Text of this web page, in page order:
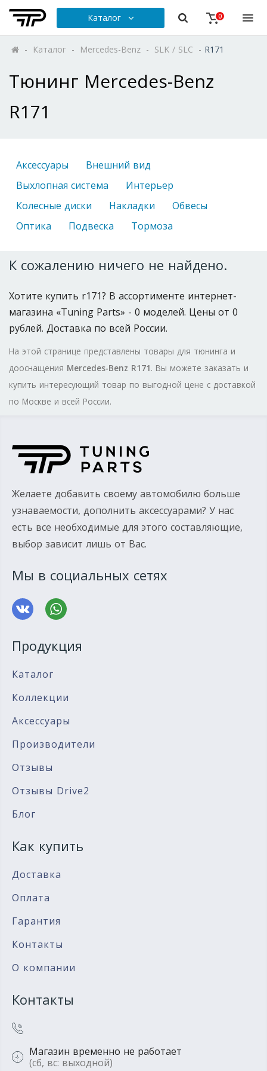
Каталог 0
- Каталог - Mercedes-Benz - SLK / SLC - R171
Тюнинг Mercedes-Benz
R171
Аксессуары
Внешний вид
Выхлопная система
Интерьер
Колесные диски
Накладки
Обвесы
Оптика
Подвеска Тормоза
К сожалению ничего не найдено.
Хотите купить r171? В ассортименте интернет-
магазина «Tuning Parts» - 0 моделей. Цены от 0
рублей. Доставка по всей России.
На этой странице представлены товары для тюнинга и
дооснащения Mercedes-Benz R171. Вы можете заказать и
купить интересующий товар по выгодной цене с доставкой
по Москве и всей России.
Желаете добавить своему автомобилю больше
узнаваемости, дополнить аксессуарами? У нас
есть все необходимые для этого составляющие,
выбор зависит лишь от Вас.
Мы в социальных сетях
Продукция
Каталог
Коллекции
Аксессуары
Производители
Отзывы
Отзывы Drive2
Блог
Как купить
Доставка
Оплата
Гарантия
Контакты
О компании
Контакты
Магазин временно не работает
(сб, вс: выходной)